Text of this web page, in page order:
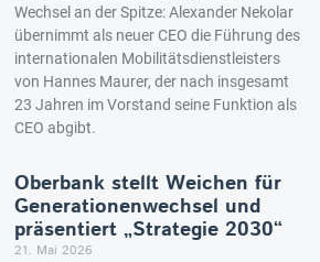
Wechsel an der Spitze: Alexander Nekolar
übernimmt als neuer CEO die Führung des
internationalen Mobilitätsdienstleisters
von Hannes Maurer, der nach insgesamt
23 Jahren im Vorstand seine Funktion als
CEO abgibt.
Oberbank stellt Weichen für
Generationenwechsel und
präsentiert „Strategie 2030“
21. Mai 2026